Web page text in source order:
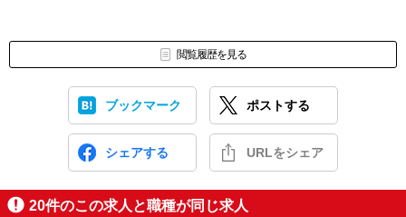
閲覧履歴を見る
ブックマーク ポストする
シェアする URLをシェア
20件のこの求人と職種が同じ求人